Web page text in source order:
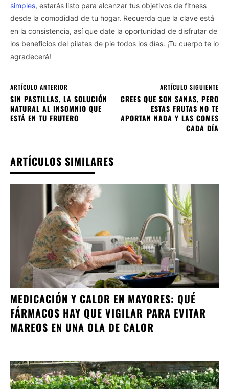
simples, estarás listo para alcanzar tus objetivos de fitness
desde la comodidad de tu hogar. Recuerda que la clave está
en la consistencia, así que date la oportunidad de disfrutar de
los beneficios del pilates de pie todos los días. ¡Tu cuerpo te lo
agradecerá!
ARTÍCULO ANTERIOR
SIN PASTILLAS, LA SOLUCIÓN
NATURAL AL INSOMNIO QUE
ESTÁ EN TU FRUTERO
ARTÍCULO SIGUIENTE
CREES QUE SON SANAS, PERO
ESTAS FRUTAS NO TE
APORTAN NADA Y LAS COMES
CADA DÍA
ARTÍCULOS SIMILARES
MEDICACIÓN Y CALOR EN MAYORES: QUÉ
FÁRMACOS HAY QUE VIGILAR PARA EVITAR
MAREOS EN UNA OLA DE CALOR